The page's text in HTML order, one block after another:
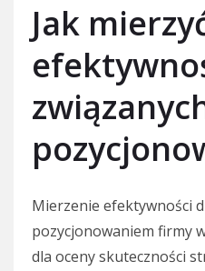
Jak
Mierzenie efektywności
pozycjonowaniem firmy
dla oceny skuteczności